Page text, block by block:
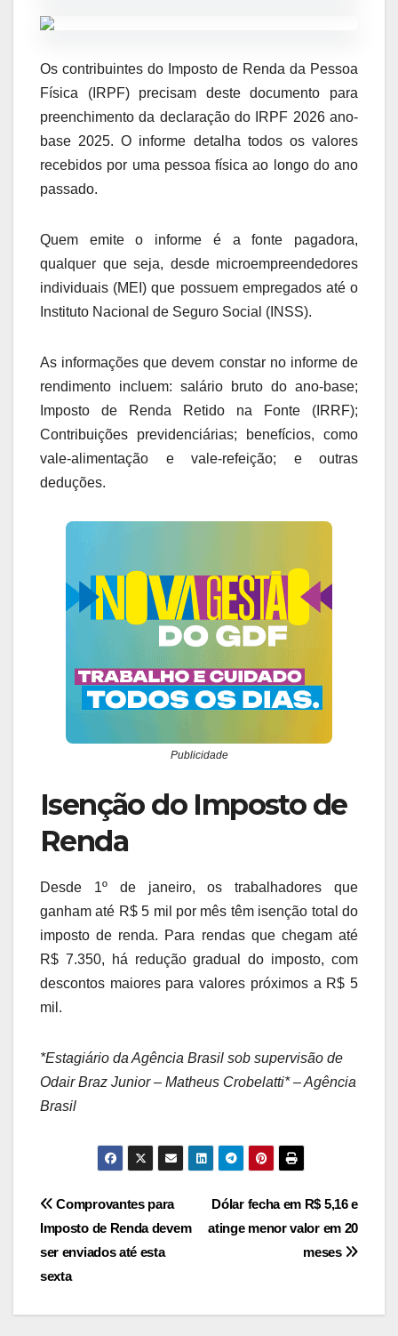
Os contribuintes do Imposto de Renda da Pessoa
Física (IRPF) precisam deste documento para
preenchimento da declaração do IRPF 2026 ano-
base 2025. O informe detalha todos os valores
recebidos por uma pessoa física ao longo do ano
passado.
Quem emite o informe é a fonte pagadora,
qualquer que seja, desde microempreendedores
individuais (MEI) que possuem empregados até o
Instituto Nacional de Seguro Social (INSS).
As informações que devem constar no informe de
rendimento incluem: salário bruto do ano-base;
Imposto de Renda Retido na Fonte (IRRF);
Contribuições previdenciárias; benefícios, como
vale-alimentação e vale-refeição; e outras
deduções.
Publicidade
Isenção do Imposto de
Renda
Desde 1º de janeiro, os trabalhadores que
ganham até R$ 5 mil por mês têm isenção total do
imposto de renda. Para rendas que chegam até
R$ 7.350, há redução gradual do imposto, com
descontos maiores para valores próximos a R$ 5
mil.
*Estagiário da Agência Brasil sob supervisão de
Odair Braz Junior – Matheus Crobelatti* – Agência
Brasil
Navegação
de
Post
Dólar fecha em R$ 5,16 e
atinge menor valor em 20
meses
Comprovantes para
Imposto de Renda devem
ser enviados até esta
sexta